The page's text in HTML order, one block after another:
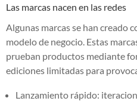
Las marcas nacen en las redes
Algunas marcas se han creado
modelo de negocio. Estas
prueban productos mediante
ediciones limitadas para
Lanzamiento rápido: